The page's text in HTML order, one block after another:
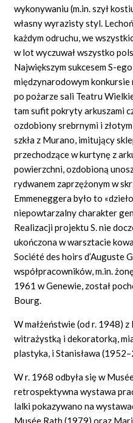
wykonywaniu (m.in. szył
własny wyrazisty styl.
każdym odruchu, we
w lot wyczuwał wszystko
Największym sukcesem S-
międzynarodowym
po pożarze sali Teatru
tam sufit pokryty arkuszami
ozdobiony srebrnymi i
szkła z Murano, imitujący
przechodzące w kurtynę z
powierzchni, ozdobioną
rydwanem zaprzężonym w
Emmeneggera było to
niepowtarzalny charakter
Realizacji projektu S. nie
ukończona w warsztacie
Société des hoirs d’Auguste
współpracowników, m.in.
1961 w Genewie, został
Bourg.
W małżeństwie (od r. 1948)
witrażystką i dekoratorką,
plastyka, i Stanisława
W r. 1968 odbyła się w
retrospektywna wystawa
lalki pokazywano na
Musée Rath (1979) oraz